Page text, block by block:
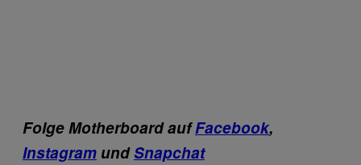
Folge Motherboard aufFacebook,
Instagram undSnapchat